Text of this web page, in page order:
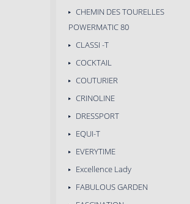
CHEMIN DES TOURELLES
POWERMATIC 80
CLASSI -T
COCKTAIL
COUTURIER
CRINOLINE
DRESSPORT
EQUI-T
EVERYTIME
Excellence Lady
FABULOUS GARDEN